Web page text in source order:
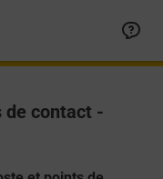
de contact -